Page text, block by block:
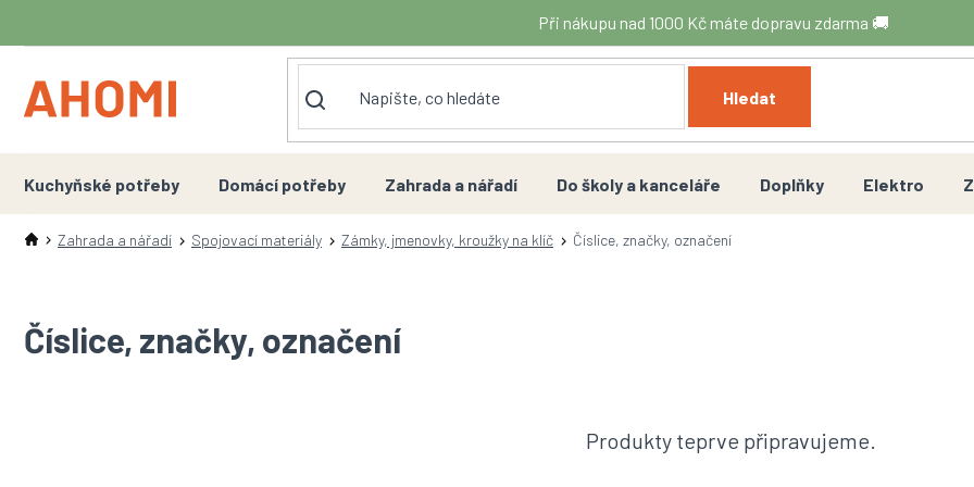
obsah
Při nákupu nad 1000 Kč máte dopravu zdarma 🚚
Hledat
Kuchyňské potřeby Domácí potřeby Zahrada a nářadí Do školy a kanceláře Doplňky Elektro
Zahrada a nářadí Spojovací materiály Zámky, jmenovky, kroužky na klíč Číslice, značky, označení
Číslice, značky, označení
Produkty teprve připravujeme.